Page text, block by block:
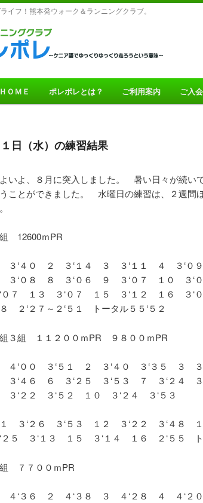
イフ！熊本発ウォーク＆ランニングクラブ。
Skip to primary content
Skip to secondary content
ＨＯＭＥ ポレポレとは？ ご利用案内 ご入
日（水）の練習結果
いよ、８月に突入しました。 暑い日々が続い
ことができました。 水曜日の練習は、２週間
12600ｍPR
３‘４０ ２ ３‘１４ ３ ３‘１１ ４ ３‘０
３‘０８ ８ ３‘０６ ９ ３‘０７ １０ ３‘
‘０７ １３ ３‘０７ １５ ３‘１２ １６ ３‘
２‘２７～２‘５１ トータル５５‘５２
組３組 １１２００ｍPR ９８００ｍPR
４‘００ ３‘５１ ２ ３‘４０ ３‘３５ ３
３‘４６ ６ ３‘２５ ３‘５３ ７ ３‘２４
３‘２２ ３‘５２ １０ ３‘２４ ３‘５３
１ ３‘２６ ３‘５３ １２ ３‘２２ ３‘４８
２５ ３‘１３ １５ ３‘１４ １６ ２‘５５ ト
７７００ｍPR
４‘３６ ２ ４‘３８ ３ ４‘２８ ４ ４‘２